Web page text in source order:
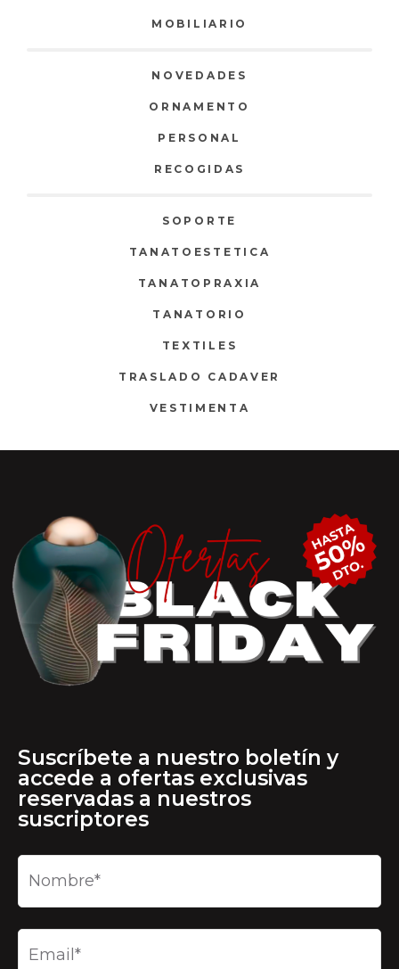
MOBILIARIO
NOVEDADES
ORNAMENTO
PERSONAL
RECOGIDAS
SOPORTE
TANATOESTETICA
TANATOPRAXIA
TANATORIO
TEXTILES
TRASLADO CADAVER
VESTIMENTA
Suscríbete a nuestro boletín y
accede a ofertas exclusivas
reservadas a nuestros
suscriptores